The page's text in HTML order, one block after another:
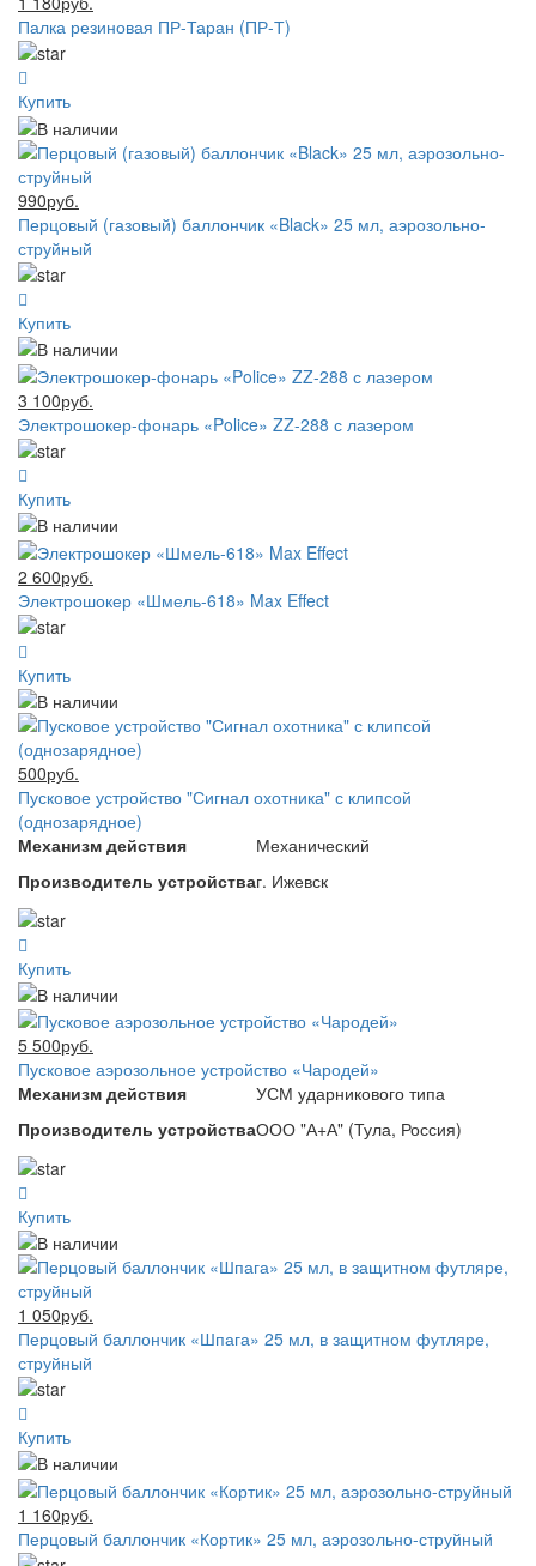
Палка резиновая ПР-Таран (ПР-Т)
Купить
990руб.
Перцовый (газовый) баллончик «Black» 25 мл, аэрозольно-
струйный
Купить
3 100руб.
Электрошокер-фонарь «Police» ZZ-288 с лазером
Купить
2 600руб.
Электрошокер «Шмель-618» Max Effect
Купить
500руб.
Пусковое устройство "Сигнал охотника" с клипсой
(однозарядное)
Механизм действия
Механический
Производитель устройстваг. Ижевск
Купить
5 500руб.
Пусковое аэрозольное устройство «Чародей»
Механизм действия
УСМ ударникового типа
Производитель устройстваООО "А+А" (Тула, Россия)
Купить
1 050руб.
Перцовый баллончик «Шпага» 25 мл, в защитном футляре,
струйный
Купить
1 160руб.
Перцовый баллончик «Кортик» 25 мл, аэрозольно-струйный